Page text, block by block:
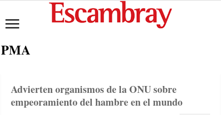
PMA
Advierten organismos de la ONU sobre
empeoramiento del hambre en el mundo